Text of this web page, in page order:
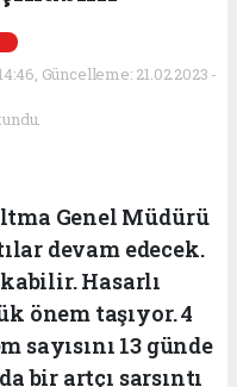
Güncelleme: 21.02.2023 -
Genel Müdürü
devam edecek.
Hasarlı
önem taşıyor. 4
13 günde
bir artçı sarsıntı